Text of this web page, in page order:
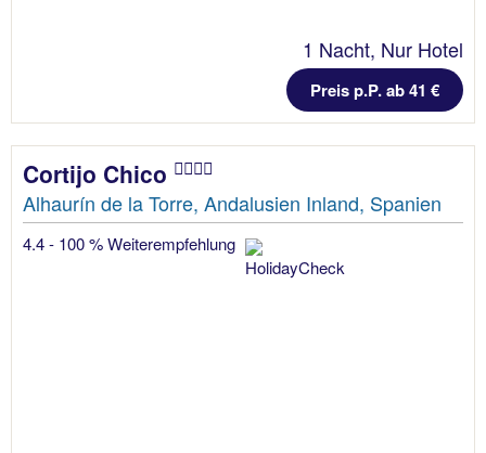
1 Nacht, Nur Hotel
Preis p.P. ab 41 €
Cortijo Chico
Alhaurín de la Torre, Andalusien Inland, Spanien
4.4 - 100 % Weiterempfehlung